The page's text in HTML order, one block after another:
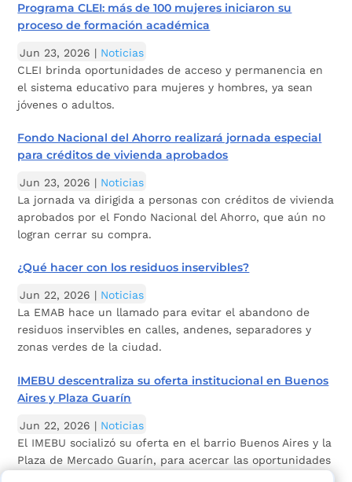
Programa CLEI: más de 100 mujeres iniciaron su
proceso de formación académica
Jun 23, 2026 | Noticias
CLEI brinda oportunidades de acceso y permanencia en
el sistema educativo para mujeres y hombres, ya sean
jóvenes o adultos.
Fondo Nacional del Ahorro realizará jornada especial
para créditos de vivienda aprobados
Jun 23, 2026 | Noticias
La jornada va dirigida a personas con créditos de vivienda
aprobados por el Fondo Nacional del Ahorro, que aún no
logran cerrar su compra.
¿Qué hacer con los residuos inservibles?
Jun 22, 2026 | Noticias
La EMAB hace un llamado para evitar el abandono de
residuos inservibles en calles, andenes, separadores y
zonas verdes de la ciudad.
IMEBU descentraliza su oferta institucional en Buenos
Aires y Plaza Guarín
Jun 22, 2026 | Noticias
El IMEBU socializó su oferta en el barrio Buenos Aires y la
Plaza de Mercado Guarín, para acercar las oportunidades